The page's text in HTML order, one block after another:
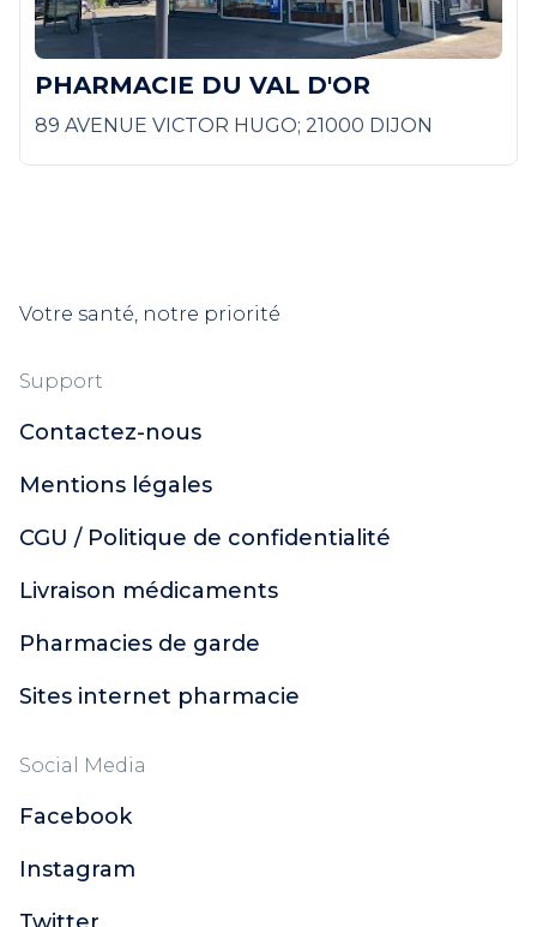
PHARMACIE DU VAL D'OR
89 AVENUE VICTOR HUGO; 21000 DIJON
Votre santé, notre priorité
Support
Contactez-nous
Mentions légales
CGU / Politique de confidentialité
Livraison médicaments
Pharmacies de garde
Sites internet pharmacie
Social Media
Facebook
Instagram